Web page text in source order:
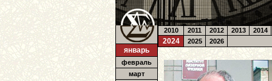
январь
февраль
март
2010 2011 2012 2013 2014
2024 2025 2026